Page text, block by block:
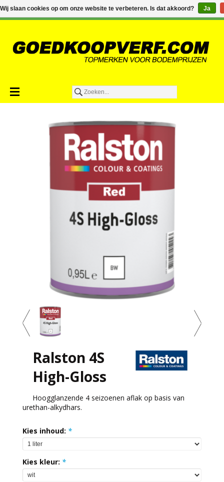
€0,00
Ralston 4S
High-Gloss
Hoogglanzende 4 seizoenen aflak op basis van
urethan-alkydhars.
Kies inhoud: *
Kies kleur: *
Toevoegen aan winkelwagen
Wij slaan cookies op om onze website te verbeteren. Is dat akkoord? Ja